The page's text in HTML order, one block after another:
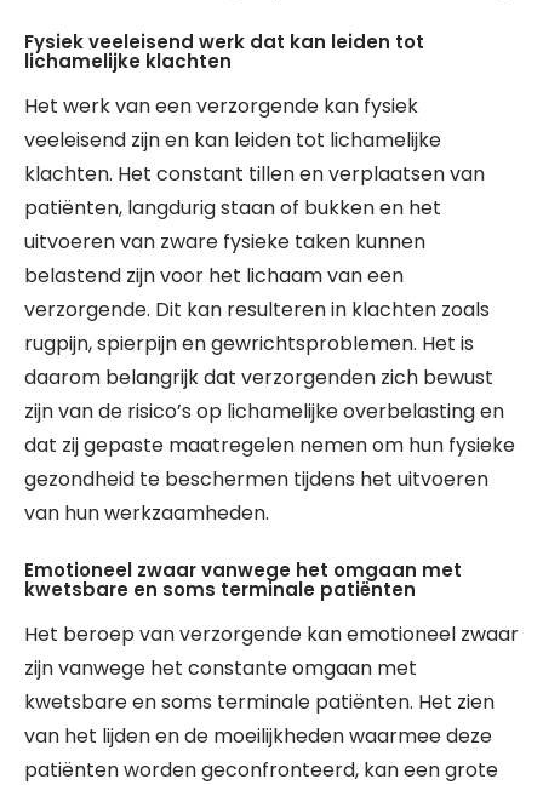
Fysiek veeleisend werk dat kan leiden tot
lichamelijke klachten
Het werk van een verzorgende kan fysiek
veeleisend zijn en kan leiden tot lichamelijke
klachten. Het constant tillen en verplaatsen van
patiënten, langdurig staan of bukken en het
uitvoeren van zware fysieke taken kunnen
belastend zijn voor het lichaam van een
verzorgende. Dit kan resulteren in klachten zoals
rugpijn, spierpijn en gewrichtsproblemen. Het is
daarom belangrijk dat verzorgenden zich bewust
zijn van de risico’s op lichamelijke overbelasting en
dat zij gepaste maatregelen nemen om hun fysieke
gezondheid te beschermen tijdens het uitvoeren
van hun werkzaamheden.
Emotioneel zwaar vanwege het omgaan met
kwetsbare en soms terminale patiënten
Het beroep van verzorgende kan emotioneel zwaar
zijn vanwege het constante omgaan met
kwetsbare en soms terminale patiënten. Het zien
van het lijden en de moeilijkheden waarmee deze
patiënten worden geconfronteerd, kan een grote